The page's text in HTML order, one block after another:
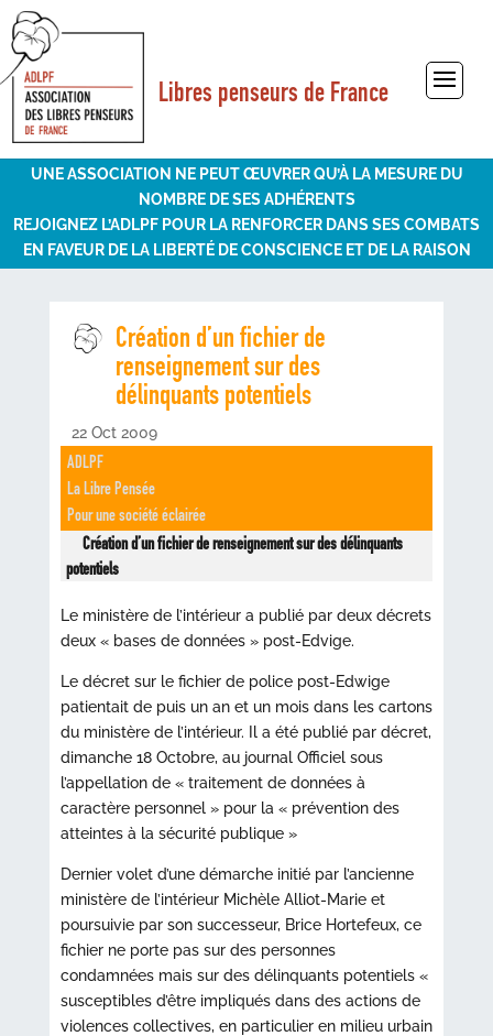
Libres penseurs de France
Sélectionner une page
UNE ASSOCIATION NE PEUT ŒUVRER QU’À LA MESURE DU
NOMBRE DE SES ADHÉRENTS
REJOIGNEZ L’ADLPF POUR LA RENFORCER DANS SES COMBATS
EN FAVEUR DE LA LIBERTÉ DE CONSCIENCE ET DE LA RAISON
Création d’un fichier de
renseignement sur des
délinquants potentiels
22 Oct 2009
ADLPF
La Libre Pensée
Pour une société éclairée
Création d’un fichier de renseignement sur des délinquants
potentiels
Le ministère de l’intérieur a publié par deux décrets
deux « bases de données » post-Edvige.
Le décret sur le fichier de police post-Edwige
patientait de puis un an et un mois dans les cartons
du ministère de l’intérieur. Il a été publié par décret,
dimanche 18 Octobre, au journal Officiel sous
l’appellation de « traitement de données à
caractère personnel » pour la « prévention des
atteintes à la sécurité publique »
Dernier volet d’une démarche initié par l’ancienne
ministère de l’intérieur Michèle Alliot-Marie et
poursuivie par son successeur, Brice Hortefeux, ce
fichier ne porte pas sur des personnes
condamnées mais sur des délinquants potentiels «
susceptibles d’être impliqués dans des actions de
violences collectives, en particulier en milieu urbain